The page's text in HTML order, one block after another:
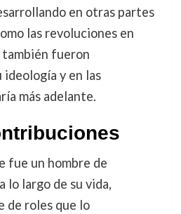
en otras partes
las revoluciones en
fueron
y en las
más adelante.
fue un hombre de
lo largo de su vida,
de roles que lo